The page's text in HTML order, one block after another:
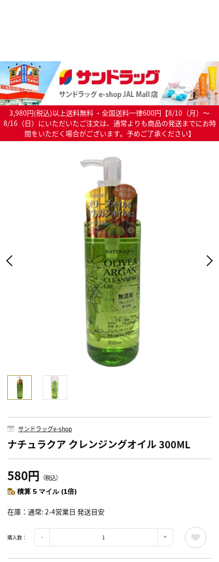
3,980円(税込)以上送料無料 ・全国送料一律600円【8/10（月）～
8/16（日）にいただいたご注文は、通常よりも商品の発送までにお時
間をいただく場合がございます。予めご了承ください】
サンドラッグe-shop
ナチュラクア クレンジングオイル 300ML
580円 （税込）
積算 5 マイル (1倍)
在庫 通常: 2-4営業日 発送目安
購入数：